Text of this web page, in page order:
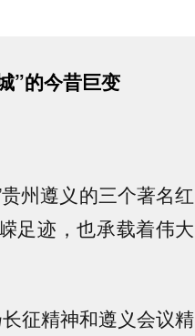
”的今昔巨变
州遵义的三个著名红
足迹，也承载着伟大
征精神和遵义会议精